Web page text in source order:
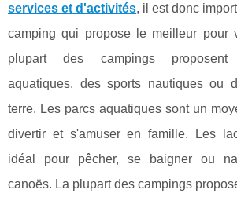
services et d'activités, il est donc
camping qui propose le meilleur pour
plupart des campings
aquatiques, des sports nautiques ou
terre. Les parcs aquatiques sont un
divertir et s'amuser en famille. Les
idéal pour pêcher, se baigner ou
canoës. La plupart des campings